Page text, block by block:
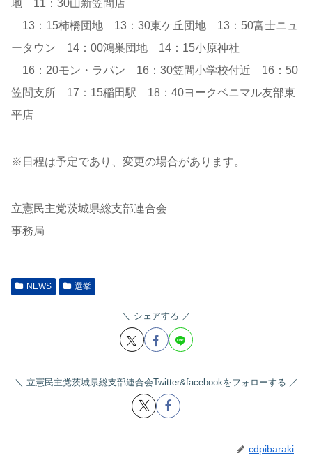
地 11：30山新笠間店
13：15柿橋団地 13：30東ケ丘団地 13：50富士ニュ
ータウン 14：00鴻巣団地 14：15小原神社
16：20モン・ラパン 16：30笠間小学校付近 16：50
笠間支所 17：15稲田駅 18：40ヨークベニマル友部東
平店
※日程は予定であり、変更の場合があります。
立憲民主党茨城県総支部連合会
事務局
NEWS 選挙
シェアする
立憲民主党茨城県総支部連合会Twitter&facebookをフォローする
cdpibaraki